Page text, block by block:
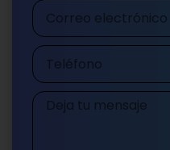
Correo
electrónico
Teléfono
Mensaje